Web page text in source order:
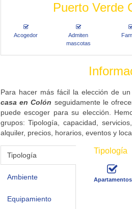
Puerto Verde
Acogedor
Admiten
mascotas
Para hacer más fácil la elección de un
casa en Colón seguidamente le
puede escoger para su elección.
grupos: Tipología, capacidad,
alquiler, precios, horarios, eventos y
Tipología
Ambiente
Equipamiento
Tipología
Apartamentos